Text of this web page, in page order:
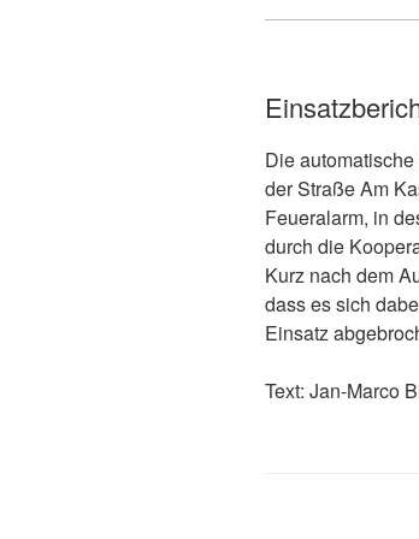
Die
der Straße Am
Feueralarm, in
durch die
Kurz nach dem
dass es sich
Einsatz
Text: